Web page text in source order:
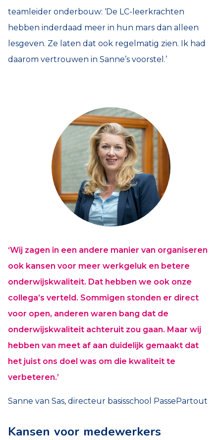
teamleider onderbouw: ‘De LC-leerkrachten
hebben inderdaad meer in hun mars dan alleen
lesgeven. Ze laten dat ook regelmatig zien. Ik had
daarom vertrouwen in Sanne’s voorstel.’
‘Wij zagen in een andere manier van organiseren
ook kansen voor meer werkgeluk en betere
onderwijskwaliteit. Dat hebben we ook onze
collega’s verteld. Sommigen stonden er direct
voor open, anderen waren bang dat de
onderwijskwaliteit achteruit zou gaan. Maar wij
hebben van meet af aan duidelijk gemaakt dat
het juist ons doel was om die kwaliteit te
verbeteren.’
Sanne van Sas, directeur basisschool PassePartout
Kansen voor medewerkers